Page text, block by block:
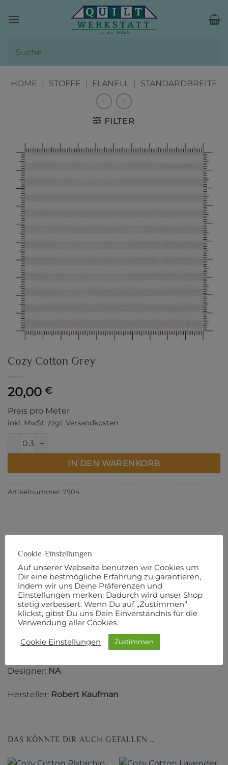
Inhalt
HOME | STOFFE | FLANELL | STANDARDBREITE
FILTER
Cozy Cotton Grey
20,00 €
Preis pro Meter
inkl. MwSt. zzgl. Versandkosten
Cozy Cotton Grey Menge
IN DEN WARENKORB
Artikelnummer: 7904
PRODUKTSICHERHEIT
Flanell
110 cm Breite
100% Baumwolle
Designer: NA
Hersteller: Robert Kaufman
DAS KÖNNTE DIR AUCH GEFALLEN …
Cookie-Einstellungen
Auf unserer Webseite benutzen wir Cookies um
Dir eine bestmögliche Erfahrung zu garantieren,
indem wir uns Deine Präferenzen und
Einstellungen merken. Dadurch wird unser Shop
stetig verbessert. Wenn Du auf „Zustimmen“
klickst, gibst Du uns Dein Einverständnis für die
Verwendung aller Cookies.
Cookie Einstellungen Zustimmen